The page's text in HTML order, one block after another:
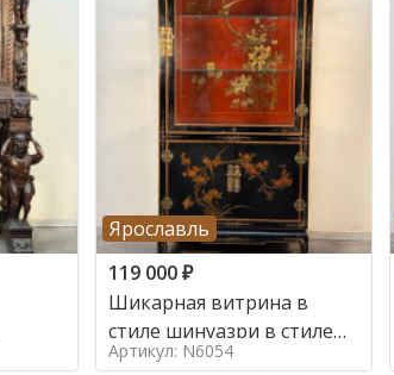
Ярославль
119 000₽
Шикарная витрина в
стиле шинуазри в стиле
шинуазри,
Артикул: N6054